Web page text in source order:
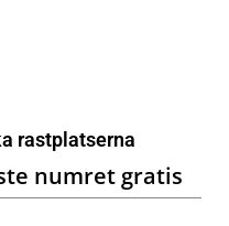
rastplatserna
numret gratis